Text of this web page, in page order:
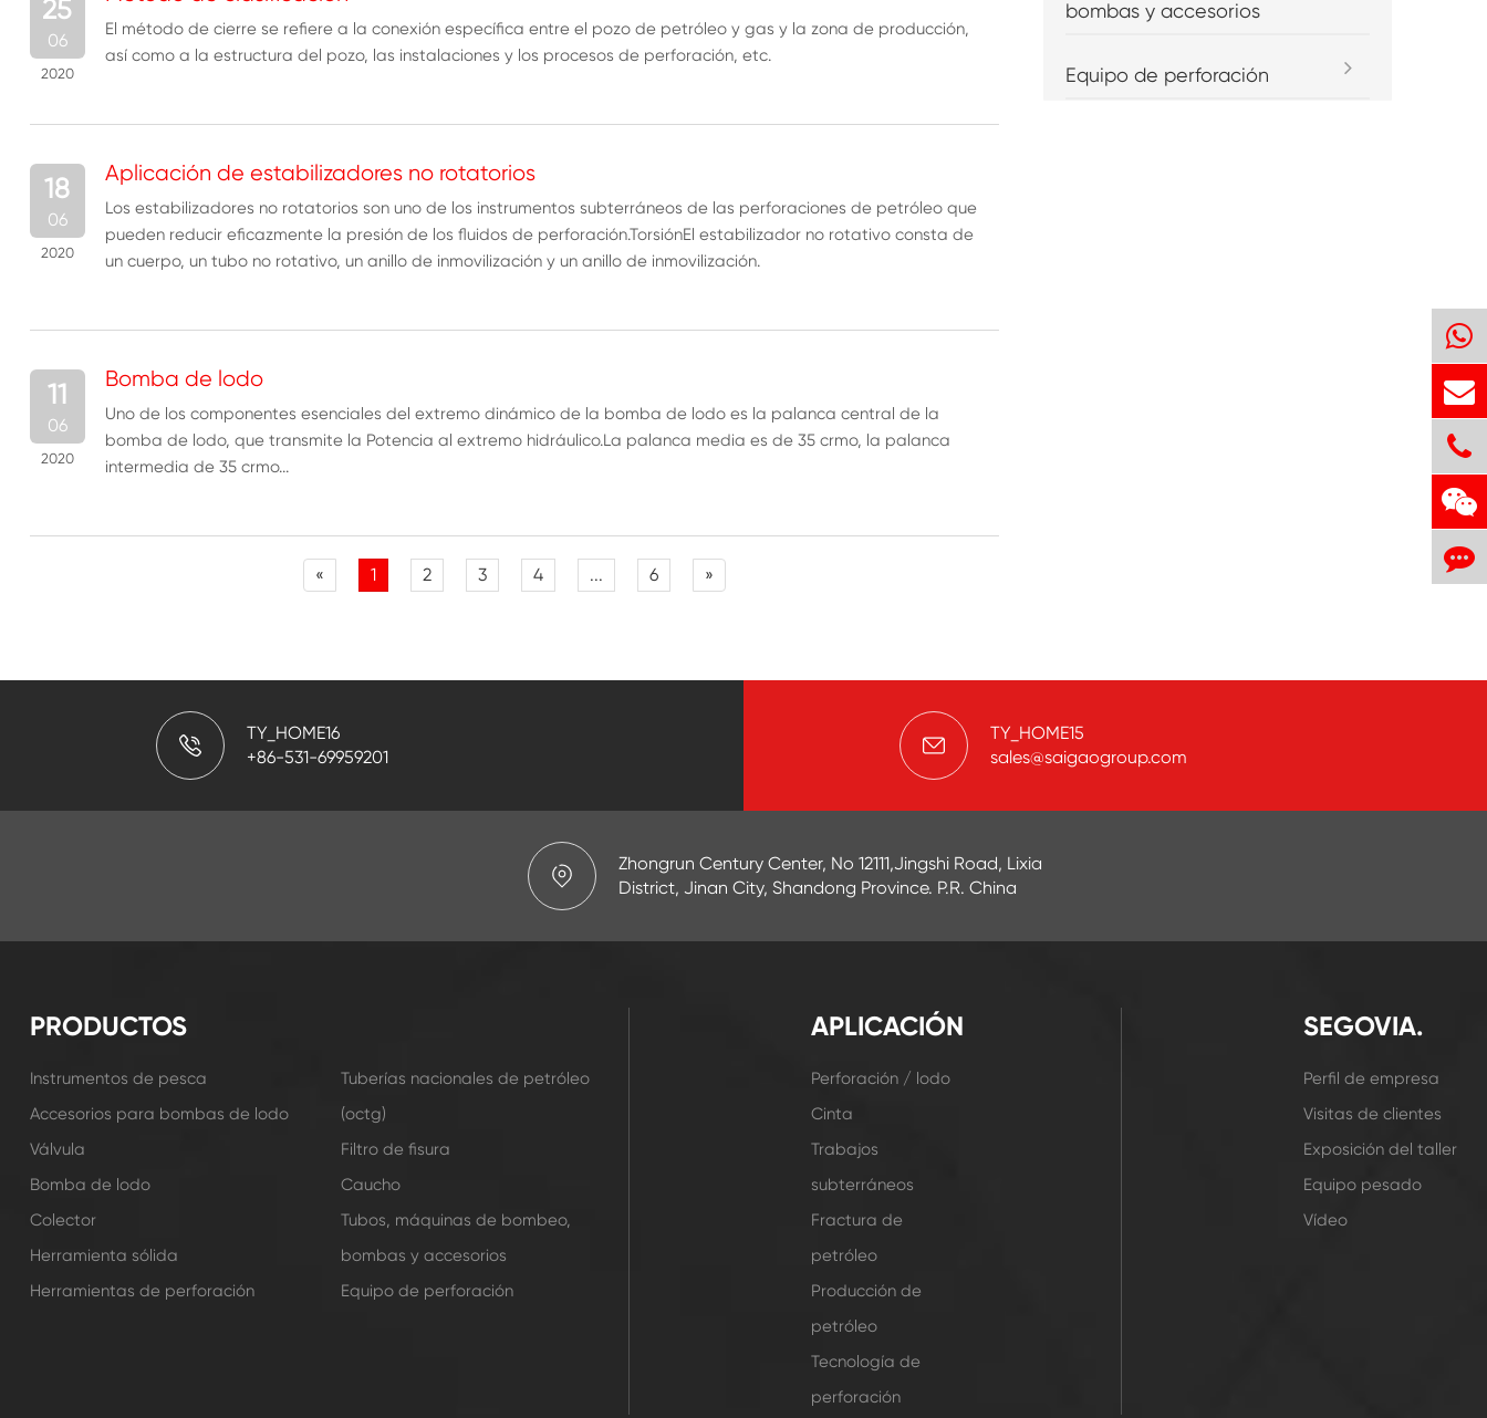
25
06
2020
El método de cierre se refiere a la conexión específica entre el pozo de petróleo y gas y la zona de producción,
así como a la estructura del pozo, las instalaciones y los procesos de perforación, etc.
Aplicación de estabilizadores no rotatorios
18
06
2020
Los estabilizadores no rotatorios son uno de los instrumentos subterráneos de las perforaciones de petróleo que
pueden reducir eficazmente la presión de los fluidos de perforación.TorsiónEl estabilizador no rotativo consta de
un cuerpo, un tubo no rotativo, un anillo de inmovilización y un anillo de inmovilización.
Bomba de lodo
11
06
2020
Uno de los componentes esenciales del extremo dinámico de la bomba de lodo es la palanca central de la
bomba de lodo, que transmite la Potencia al extremo hidráulico.La palanca media es de 35 crmo, la palanca
intermedia de 35 crmo...
« 1 2 3 4 ... 6 »
bombas y accesorios
Equipo de perforación
TY_HOME15
sales@saigaogroup.com
TY_HOME16
+86-531-69959201
Zhongrun Century Center, No 12111,Jingshi Road, Lixia
District, Jinan City, Shandong Province. P.R. China
PRODUCTOS
Instrumentos de pesca
Accesorios para bombas de lodo
Válvula
Bomba de lodo
Colector
Herramienta sólida
Herramientas de perforación
Tuberías nacionales de petróleo
(octg)
Filtro de fisura
Caucho
Tubos, máquinas de bombeo,
bombas y accesorios
Equipo de perforación
APLICACIÓN
Perforación / lodo
Cinta
Trabajos
subterráneos
Fractura de
petróleo
Producción de
petróleo
Tecnología de
perforación
SEGOVIA.
Perfil de empresa
Visitas de clientes
Exposición del taller
Equipo pesado
Vídeo